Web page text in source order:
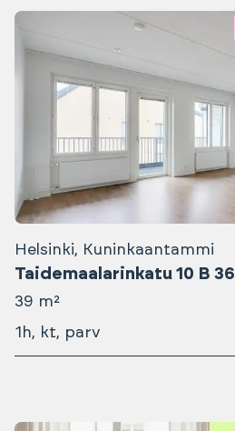
Helsinki, Kuninkaantammi
Taidemaalarinkatu 10 B 36
39 m²
1h, kt, parv